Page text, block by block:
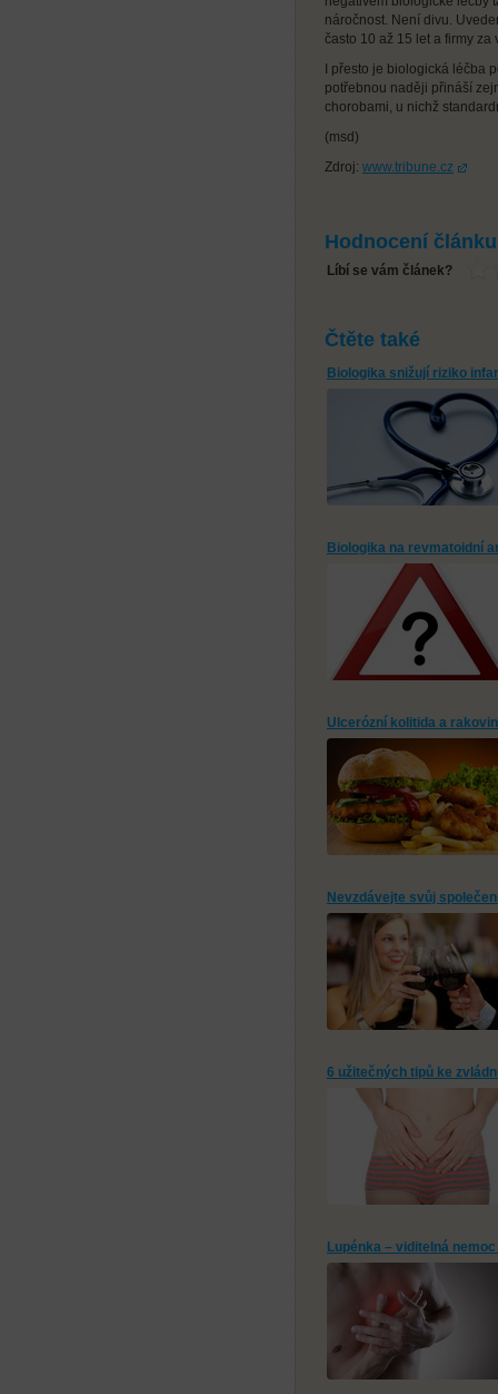
náročnost. Není divu.
často 10 až 15 let a firmy
I přesto je biologická léčba
potřebnou naději přináší
chorobami, u nichž
(msd)
Zdroj: www.tribune.cz
Hodnocení článku
Líbí se vám článek?
Čtěte také
Biologika snižují riziko
Biologika na revmatoidní
Ulcerózní kolitida a
Nevzdávejte svůj
6 užitečných tipů ke
Lupénka – viditelná